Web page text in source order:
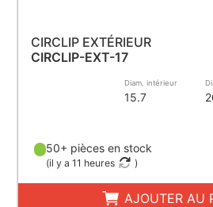
CIRCLIP EXTÉRIEUR
CIRCLIP-EXT-17
Diam. intérieur
15.7
50+ pièces en stock
(il y a 11 heures )
AJOUTER AU